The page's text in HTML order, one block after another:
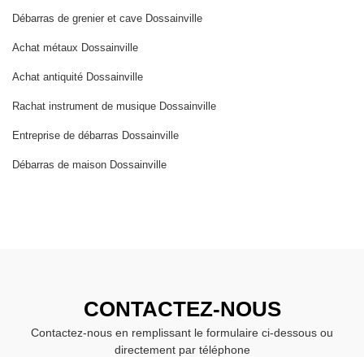
Débarras de grenier et cave Dossainville
Achat métaux Dossainville
Achat antiquité Dossainville
Rachat instrument de musique Dossainville
Entreprise de débarras Dossainville
Débarras de maison Dossainville
CONTACTEZ-NOUS
Contactez-nous en remplissant le formulaire ci-dessous ou
directement par téléphone